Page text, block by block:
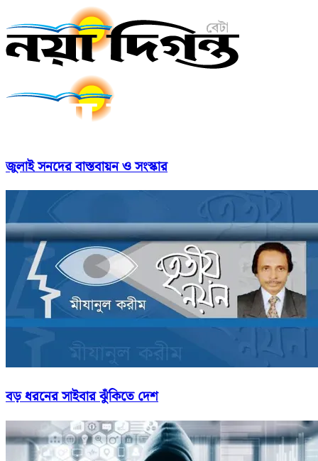
জুলাই সনদের বাস্তবায়ন ও সংস্কার
বড় ধরনের সাইবার ঝুঁকিতে দেশ